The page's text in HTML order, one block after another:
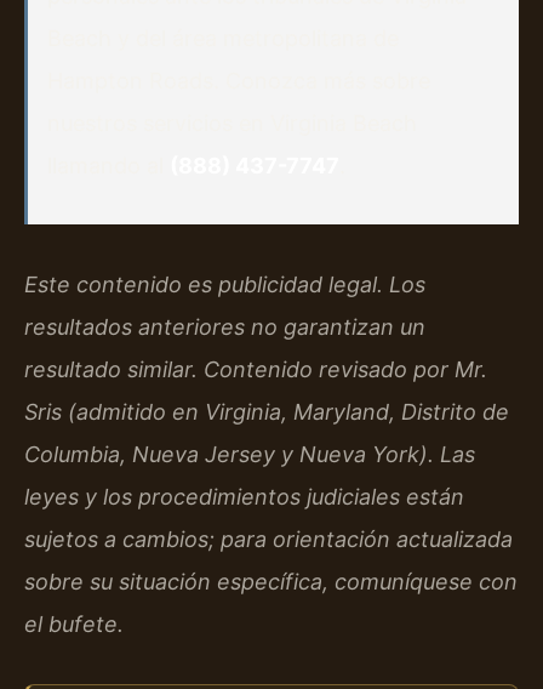
Este contenido es publicidad legal. Los
resultados anteriores no garantizan un
resultado similar. Contenido revisado por Mr.
Sris (admitido en Virginia, Maryland, Distrito de
Columbia, Nueva Jersey y Nueva York). Las
leyes y los procedimientos judiciales están
sujetos a cambios; para orientación actualizada
sobre su situación específica, comuníquese con
el bufete.